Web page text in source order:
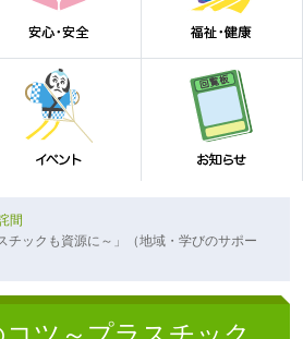
間
チックも資源に～」（地域・学びのサポー